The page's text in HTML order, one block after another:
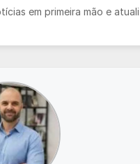
em primeira mão e